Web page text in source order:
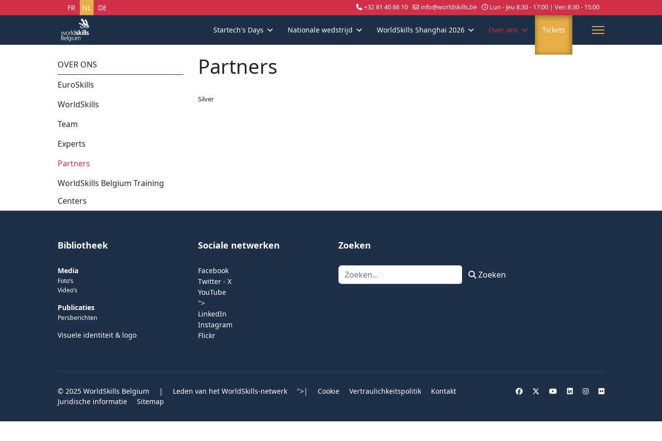
Selecteer uw taal
FR NL DE +32 81 40 86 10 info@worldskills.be Lun - Jeu 8:30 - 17:00 | Ven 8:30 - 15:00
Startech's Days Nationale wedstrijd WorldSkills Shanghai 2026 Over ons Tickets
OVER ONS
EuroSkills
WorldSkills
Team
Experts
Partners
WorldSkills Belgium Training
Centers
Partners
Silver
Bibliotheek
Media
Foto’s
Video’s
Publicaties
Persberichten
Visuele identiteit & logo
Sociale netwerken
Facebook
Twitter - X
YouTube
">
LinkedIn
Instagram
Flickr
Zoeken
Zoeken Zoeken
© 2025 WorldSkills Belgium | Leden van het WorldSkills-netwerk ">| Cookie Vertraulichkeitspolitik
Kontakt
Juridische informatie
Sitemap